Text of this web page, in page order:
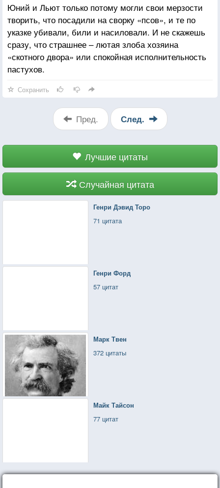
Юний и Льют только потому могли свои мерзости
творить, что посадили на сворку «псов», и те по
указке убивали, били и насиловали. И не скажешь
сразу, что страшнее – лютая злоба хозяина
«скотного двора» или спокойная исполнительность
пастухов.
Сохранить
Пред. След.
Лучшие цитаты
Случайная цитата
Генри Дэвид Торо
71 цитата
Генри Форд
57 цитат
Марк Твен
372 цитаты
Майк Тайсон
77 цитат